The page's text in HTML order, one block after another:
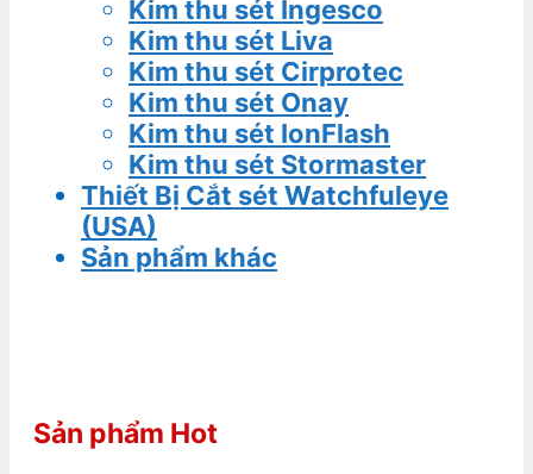
Kim thu sét Ingesco
Kim thu sét Liva
Kim thu sét Cirprotec
Kim thu sét Onay
Kim thu sét IonFlash
Kim thu sét Stormaster
Thiết Bị Cắt sét Watchfuleye
(USA)
Sản phẩm khác
Sản phẩm Hot